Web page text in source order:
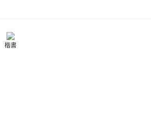
楷書